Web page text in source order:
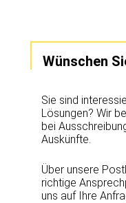
Wünschen
Sie sind
Lösungen? Wir
bei
Auskünfte.
Über unsere
richtige
uns auf Ihre